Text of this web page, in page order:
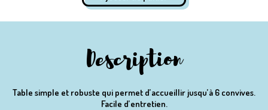
Description
Table simple et robuste qui permet d’accueillir jusqu’à 6 convives.
Facile d’entretien.